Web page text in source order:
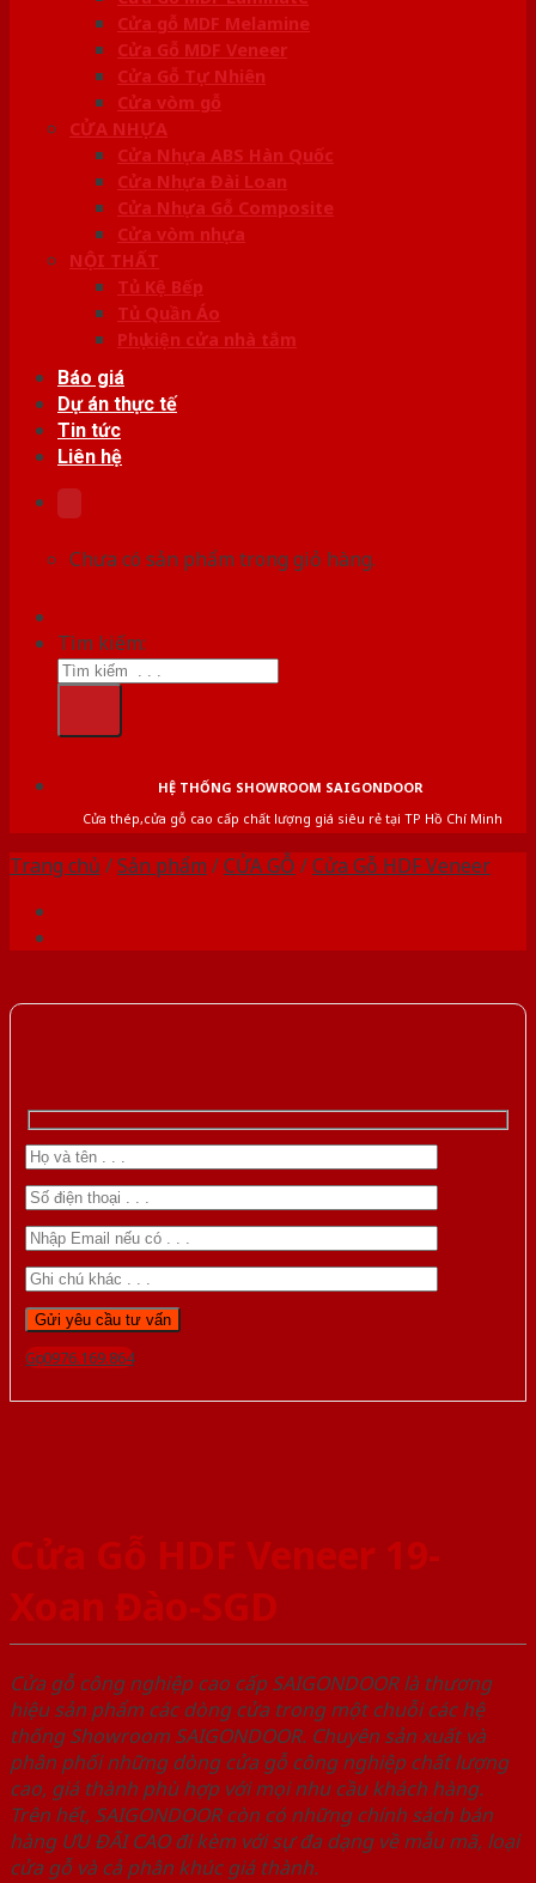
Cửa gỗ MDF Melamine
Cửa Gỗ MDF Veneer
Cửa Gỗ Tự Nhiên
Cửa vòm gỗ
CỬA NHỰA
Cửa Nhựa ABS Hàn Quốc
Cửa Nhựa Đài Loan
Cửa Nhựa Gỗ Composite
Cửa vòm nhựa
NỘI THẤT
Tủ Kệ Bếp
Tủ Quần Áo
Phụ kiện cửa nhà tắm
Báo giá
Dự án thực tế
Tin tức
Liên hệ
Chưa có sản phẩm trong giỏ hàng.
Tìm kiếm:
HỆ THỐNG SHOWROOM SAIGONDOOR
Cửa thép,cửa gỗ cao cấp chất lượng giá siêu rẻ tại TP Hồ Chí Minh
Trang chủ /Sản phẩm /CỬA GỖ /Cửa Gỗ HDF Veneer
Gọi 0976.169.864
Cửa Gỗ HDF Veneer 19-
Xoan Đào-SGD
Cửa gỗ công nghiệp cao cấp SAIGONDOOR là thương
hiệu sản phẩm các dòng cửa trong một chuỗi các hệ
thống Showroom SAIGONDOOR. Chuyên sản xuất và
phân phối những dòng cửa gỗ công nghiệp chất lượng
cao, giá thành phù hợp với mọi nhu cầu khách hàng.
Trên hết, SAIGONDOOR còn có những chính sách bán
hàng ƯU ĐÃI CAO đi kèm với sự đa dạng về mẫu mã, loại
cửa gỗ và cả phân khúc giá thành.